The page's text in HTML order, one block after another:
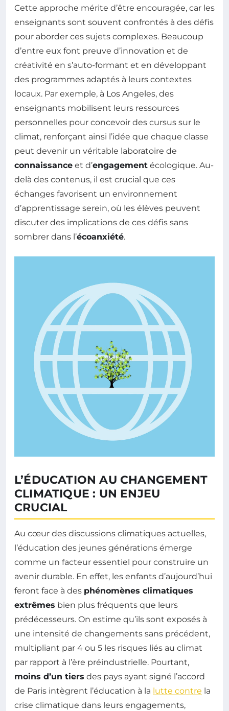
Cette approche mérite d’être encouragée, car les
enseignants sont souvent confrontés à des défis
pour aborder ces sujets complexes. Beaucoup
d’entre eux font preuve d’innovation et de
créativité en s’auto-formant et en développant
des programmes adaptés à leurs contextes
locaux. Par exemple, à Los Angeles, des
enseignants mobilisent leurs ressources
personnelles pour concevoir des cursus sur le
climat, renforçant ainsi l’idée que chaque classe
peut devenir un véritable laboratoire de
connaissance et d’engagement écologique. Au-
delà des contenus, il est crucial que ces
échanges favorisent un environnement
d’apprentissage serein, où les élèves peuvent
discuter des implications de ces défis sans
sombrer dans l’écoanxiété.
L’ÉDUCATION AU CHANGEMENT
CLIMATIQUE : UN ENJEU
CRUCIAL
Au cœur des discussions climatiques actuelles,
l’éducation des jeunes générations émerge
comme un facteur essentiel pour construire un
avenir durable. En effet, les enfants d’aujourd’hui
feront face à des phénomènes climatiques
extrêmes bien plus fréquents que leurs
prédécesseurs. On estime qu’ils sont exposés à
une intensité de changements sans précédent,
multipliant par 4 ou 5 les risques liés au climat
par rapport à l’ère préindustrielle. Pourtant,
moins d’un tiers des pays ayant signé l’accord
de Paris intègrent l’éducation à la lutte contre la
crise climatique dans leurs engagements,